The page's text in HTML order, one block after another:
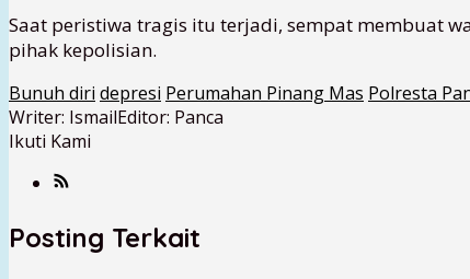
Saat peristiwa tragis itu terjadi, sempat membuat
pihak kepolisian.
Bunuh diri depresi Perumahan Pinang Mas Polresta
Writer: IsmailEditor: Panca
Ikuti Kami
Posting Terkait